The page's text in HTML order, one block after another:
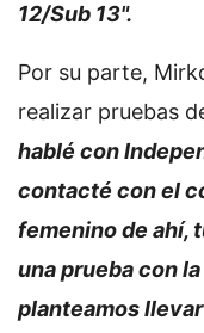
12/Sub 13".
Por su parte,
realizar pruebas
hablé con
contacté con el
femenino de ahí,
una prueba con
planteamos